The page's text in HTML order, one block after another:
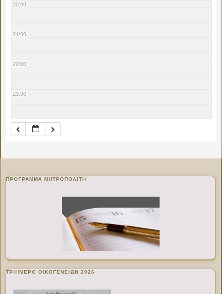
20:00
21:00
22:00
23:00
ΠΡΌΓΡΑΜΜΑ ΜΗΤΡΟΠΟΛΊΤΗ
ΤΡΙΗΜΕΡΟ ΟΙΚΟΓΕΝΕΙΩΝ 2026